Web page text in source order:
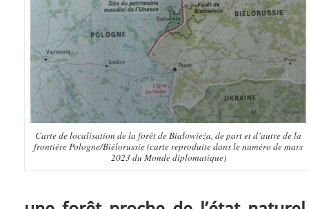
Carte de localisation de la forêt de Białowieża, de part et d’autre de la
frontière Pologne/Biélorussie (carte reproduite dans le numéro de mars
2023 du Monde diplomatique)